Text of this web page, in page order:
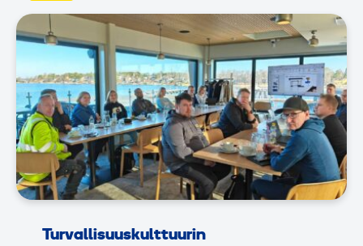
Turvallisuuskulttuurin